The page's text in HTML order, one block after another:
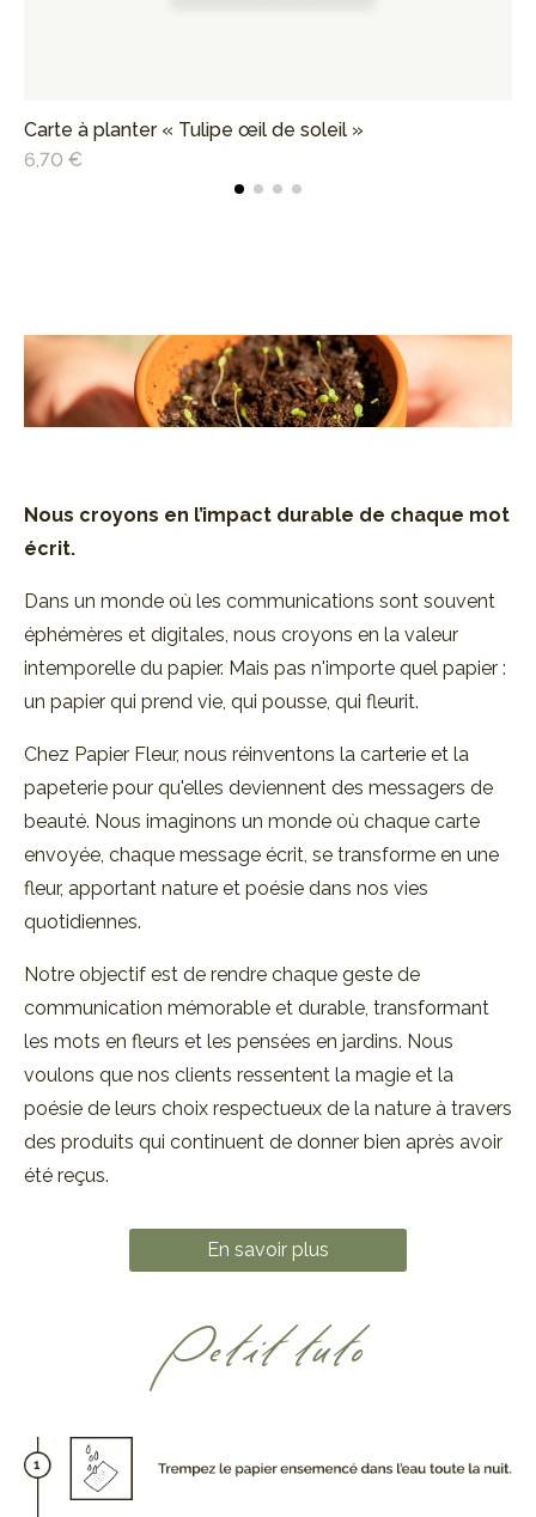
Carte à planter « Tulipe œil de soleil »
6,70 €
Nous croyons en l’impact durable de chaque mot
écrit.
Dans un monde où les communications sont souvent
éphémères et digitales, nous croyons en la valeur
intemporelle du papier. Mais pas n'importe quel papier :
un papier qui prend vie, qui pousse, qui fleurit.
Chez Papier Fleur, nous réinventons la carterie et la
papeterie pour qu'elles deviennent des messagers de
beauté. Nous imaginons un monde où chaque carte
envoyée, chaque message écrit, se transforme en une
fleur, apportant nature et poésie dans nos vies
quotidiennes.
Notre objectif est de rendre chaque geste de
communication mémorable et durable, transformant
les mots en fleurs et les pensées en jardins. Nous
voulons que nos clients ressentent la magie et la
poésie de leurs choix respectueux de la nature à travers
des produits qui continuent de donner bien après avoir
été reçus.
En savoir plus
Petit tuto